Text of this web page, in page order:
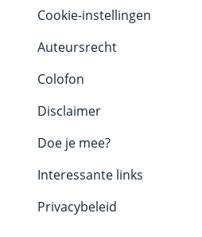
Cookie-instellingen
Auteursrecht
Colofon
Disclaimer
Doe je mee?
Interessante links
Privacybeleid